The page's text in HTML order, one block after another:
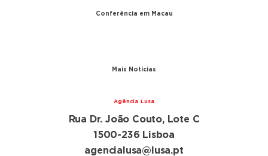
Conferência em Macau
Mais Notícias
Agência Lusa
Rua Dr. João Couto, Lote C
1500-236 Lisboa
agencialusa@lusa.pt